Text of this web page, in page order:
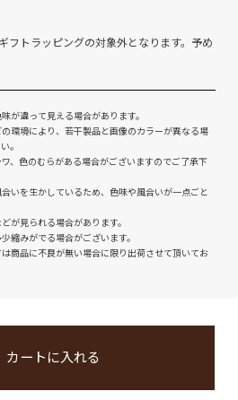
フトラッピングの対象外となります。予め
が違って見える場合があります。
環境により、若干製品と画像のカラーが異なる場
。
、色のむらがある場合がございますのでご了承下
いを生かしているため、色味や風合いが一点ごと
が見られる場合があります。
縮みがでる場合がございます。
商品に不良が無い場合に限り出荷させて頂いてお
カートに入れる